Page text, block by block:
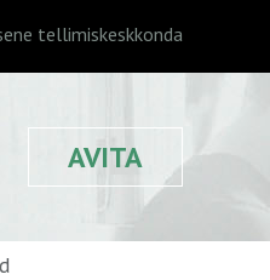
tellimiskeskkonda
AVITA